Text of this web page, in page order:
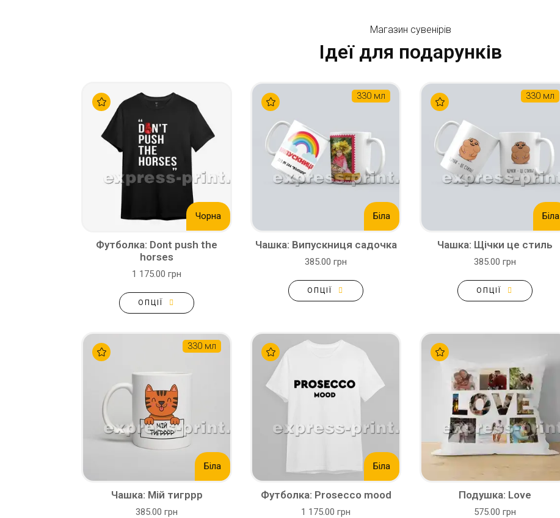
Магазин сувенірів
Ідеї для подарунків
Чорна
Футболка: Dont push the
horses
1 175.00 грн
ОПЦІЇ
330 мл
Біла
Чашка: Випускниця садочка
385.00 грн
ОПЦІЇ
330 мл
Біла
Чашка: Щічки це стиль
385.00 грн
ОПЦІЇ
330 мл
Біла
Чашка: Мій тигррр
385.00 грн
Біла
Футболка: Prosecco mood
1 175.00 грн
Подушка: Love
575.00 грн